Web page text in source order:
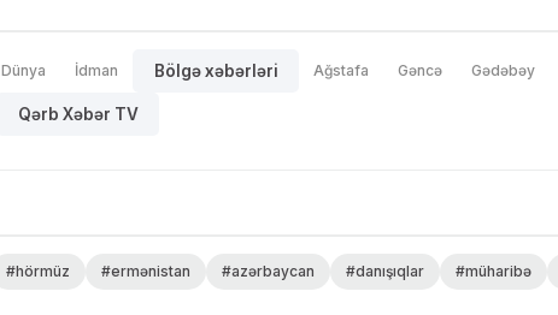
Dünya İdman Bölgə xəbərləri Ağstafa Gəncə Gədəbəy
Qərb Xəbər TV
#hörmüz #ermənistan #azərbaycan #danışıqlar #müharibə